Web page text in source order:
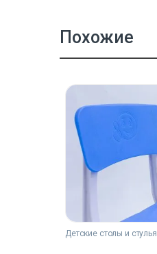
Похожие
Детские столы и стулья